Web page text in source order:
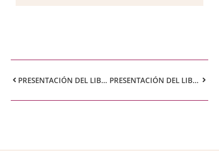
PRESENTACIÓN DEL LIBRO «COLISIÓN» DE M. GAMBÍN PRESENTACIÓN DEL LIBRO «LA CRUZ DE PLATA»